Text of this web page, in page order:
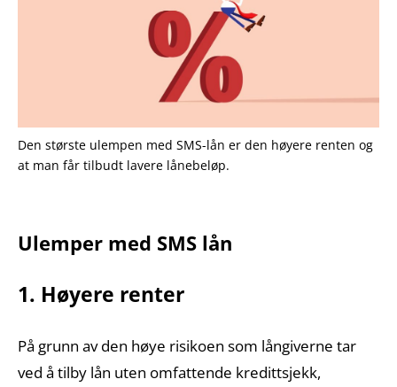
Den største ulempen med SMS-lån er den høyere renten og
at man får tilbudt lavere lånebeløp.
Ulemper med SMS lån
1. Høyere renter
På grunn av den høye risikoen som långiverne tar
ved å tilby lån uten omfattende kredittsjekk,